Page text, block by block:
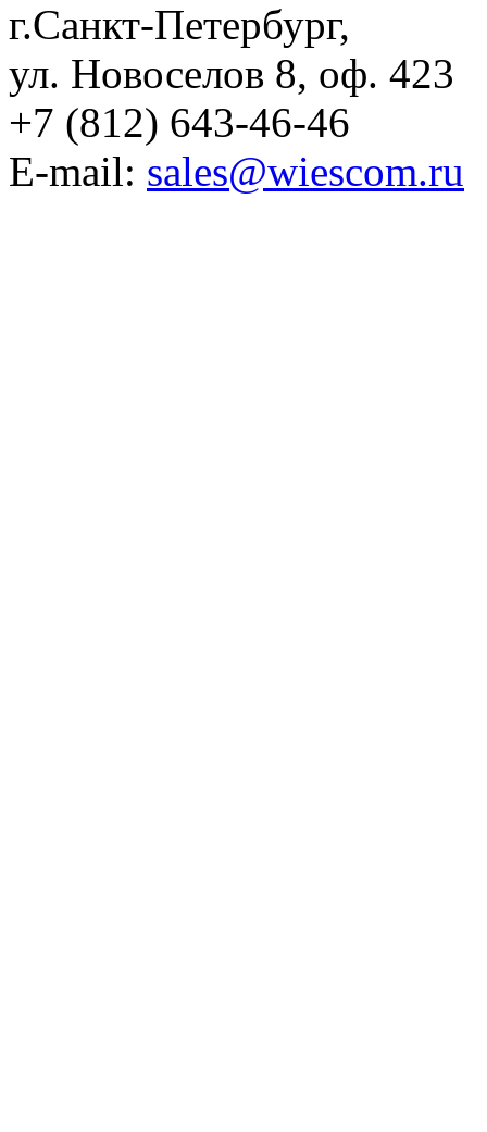
г.Санкт-Петербург,
ул. Новоселов 8, оф. 423
+7 (812) 643-46-46
E-mail: sales@wiescom.ru